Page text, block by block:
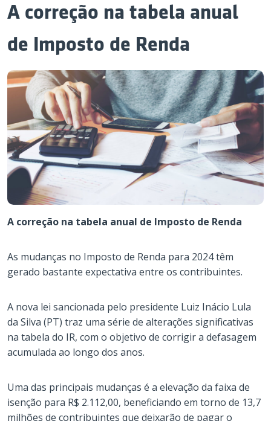
A correção na tabela anual
de Imposto de Renda
A correção na tabela anual de Imposto de Renda
As mudanças no Imposto de Renda para 2024 têm
gerado bastante expectativa entre os contribuintes.
A nova lei sancionada pelo presidente Luiz Inácio Lula
da Silva (PT) traz uma série de alterações significativas
na tabela do IR, com o objetivo de corrigir a defasagem
acumulada ao longo dos anos.
Uma das principais mudanças é a elevação da faixa de
isenção para R$ 2.112,00, beneficiando em torno de 13,7
milhões de contribuintes que deixarão de pagar o